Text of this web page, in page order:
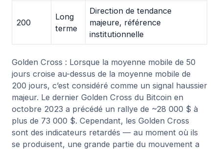
200
Long
terme
Direction de tendance
majeure, référence
institutionnelle
Golden Cross : Lorsque la moyenne mobile de 50
jours croise au-dessus de la moyenne mobile de
200 jours, c’est considéré comme un signal haussier
majeur. Le dernier Golden Cross du Bitcoin en
octobre 2023 a précédé un rallye de ~28 000 $ à
plus de 73 000 $. Cependant, les Golden Cross
sont des indicateurs retardés — au moment où ils
se produisent, une grande partie du mouvement a